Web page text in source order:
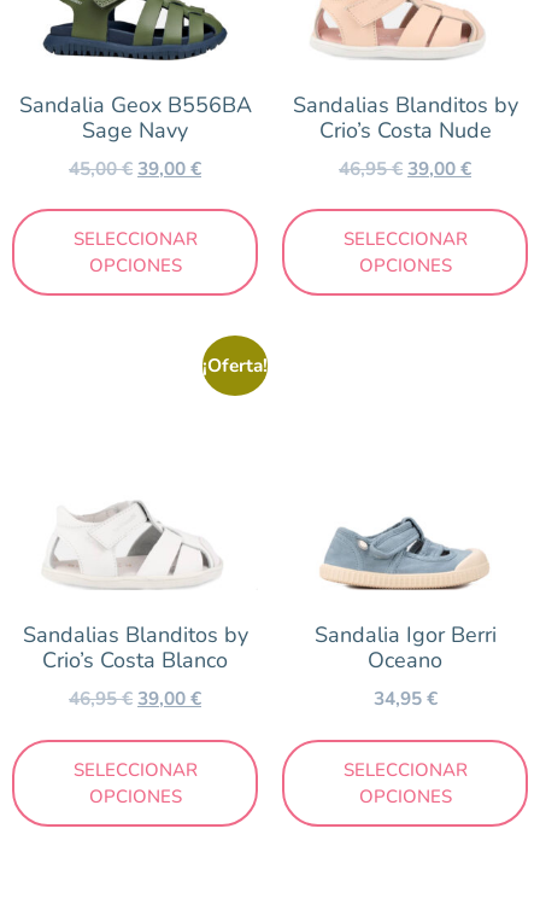
Zapatillas Deportivas
Talla
21 22
29 30
Arena
Azul
Blanco
Caldera
Cuero
Estampado
Sandalia Geox B556BA
Sage Navy
45,00€39,00€
SELECCIONAR
OPCIONES
Sandalias Blanditos by
Crio’s Costa Nude
46,95€39,00€
SELECCIONAR
OPCIONES
¡Oferta!
Sandalias Blanditos by
Crio’s Costa Blanco
46,95€39,00€
SELECCIONAR
OPCIONES
Sandalia Igor Berri
Oceano
34,95€
SELECCIONAR
OPCIONES